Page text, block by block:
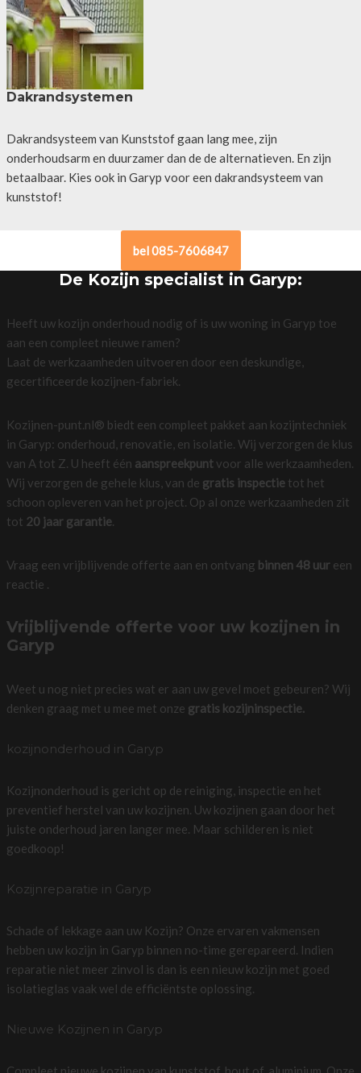
Dakrandsystemen
Dakrandsysteem van Kunststof gaan lang mee, zijn
onderhoudsarm en duurzamer dan de de alternatieven. En zijn
betaalbaar. Kies ook in Garyp voor een dakrandsysteem van
kunststof!
bel 085-7606847
De Kozijn specialist in Garyp:
Heeft uw kozijn onderhoud nodig of is uw woning in Garyp toe
aan een compleet nieuwe ramen?
Laat de werkzaamheden uitvoeren door een deskundige,
gecertificeerde kozijnen-fabriek.
Kozijnen-punt.nl® biedt een compleet pakket aan kozijntechniek
in Garyp: onderhoud, renovatie, en isolatie. Wij verzorgen de klus
van A tot Z. U heeft één aanspreekpuntvoor alle werkzaamheden.
Wij verzorgen de gehele klus, van de gratis inspectietot het
schoon opleveren van het project. Op al onze werkzaamheden zit
tot 20 jaar garantie.
Vraag een vrijblijvende offerte aan en ontvang binnen 48 uureen
reactie .
Vrijblijvende offerte voor uw kozijnen in
Garyp
Weet u nog niet precies wat er aan uw gevel moet gebeuren? Wij
denken graag met u mee met onze gratis kozijninspectie.
kozijnonderhoud in Garyp
Kozijnonderhoud is gericht op de reiniging, inspectie en het
preventief herstel van uw kozijnen. Uw kozijnen gaan door het
juiste onderhoud jaren langer mee. Maar schilderen is niet
goedkoop!
Kozijnreparatie in Garyp
Schade of lekkage aan uw Kozijn? Onze ervaren vakmensen
hebben uw kozijn in Garyp binnen no-time gerepareerd. Indien
reparatie niet meer zinvol is dan is een nieuw kozijn met goed
isolatieglas vaak wel de efficiëntste oplossing.
Nieuwe Kozijnen in Garyp